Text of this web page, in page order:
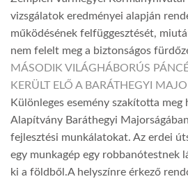
vizsgálatok eredményei alapján
működésének felfüggesztését,
nem felelt meg a biztonságos
MÁSODIK VILÁGHÁBORÚS
KERÜLT ELŐ A BARÁTHEGYI
Különleges esemény szakította meg
Alapítvány Baráthegyi
fejlesztési munkálatokat. Az erdei
egy munkagép egy
ki a földből.A helyszínre érkező